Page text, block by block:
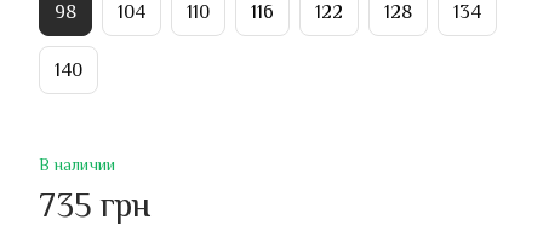
98 104 110 116 122 128 134
140
В наличии
735 грн